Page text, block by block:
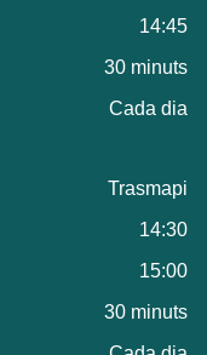
14:45
30 minuts
Cada dia
Trasmapi
14:30
15:00
30 minuts